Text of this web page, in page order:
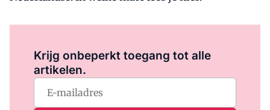
Krijg onbeperkt toegang tot alle
artikelen.